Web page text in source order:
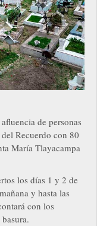
de personas
Recuerdo con 80
María Tlayacampa
los días 1 y 2 de
y hasta las
con los